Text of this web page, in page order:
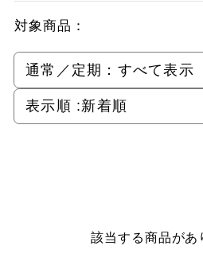
対象商品：
通常／定期： すべて表示
表示順 :新着順
該当する商品があ